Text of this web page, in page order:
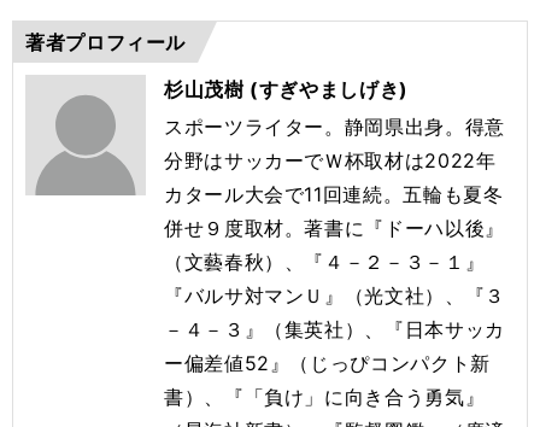
著者プロフィール
杉山茂樹 (すぎやましげき)
スポーツライター。静岡県出身。得意
分野はサッカーでＷ杯取材は2022年
カタール大会で11回連続。五輪も夏冬
併せ９度取材。著書に『ドーハ以後』
（文藝春秋）、『４－２－３－１』
『バルサ対マンＵ』（光文社）、『３
－４－３』（集英社）、『日本サッカ
ー偏差値52』（じっぴコンパクト新
書）、『「負け」に向き合う勇気』